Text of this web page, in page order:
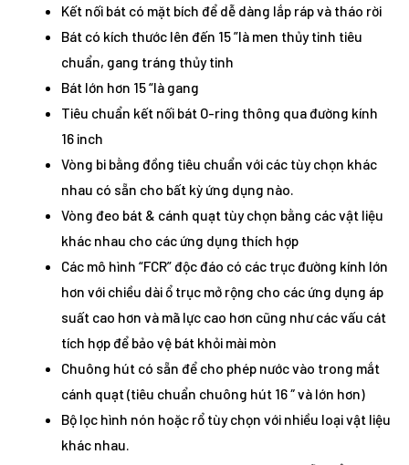
Kết nối bát có mặt bích để dễ dàng lắp ráp và tháo rời
Bát có kích thước lên đến 15 ”là men thủy tinh tiêu
chuẩn, gang tráng thủy tinh
Bát lớn hơn 15 “là gang
Tiêu chuẩn kết nối bát O-ring thông qua đường kính
16 inch
Vòng bi bằng đồng tiêu chuẩn với các tùy chọn khác
nhau có sẵn cho bất kỳ ứng dụng nào.
Vòng đeo bát & cánh quạt tùy chọn bằng các vật liệu
khác nhau cho các ứng dụng thích hợp
Các mô hình “FCR” độc đáo có các trục đường kính lớn
hơn với chiều dài ổ trục mở rộng cho các ứng dụng áp
suất cao hơn và mã lực cao hơn cũng như các vấu cát
tích hợp để bảo vệ bát khỏi mài mòn
Chuông hút có sẵn để cho phép nước vào trong mắt
cánh quạt (tiêu chuẩn chuông hút 16 ″ và lớn hơn)
Bộ lọc hình nón hoặc rổ tùy chọn với nhiều loại vật liệu
khác nhau.